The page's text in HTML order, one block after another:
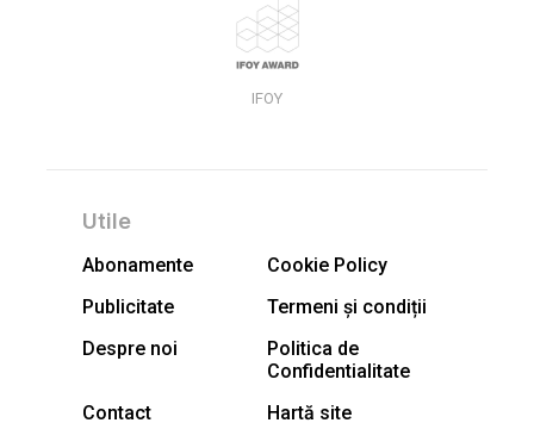
IFOY
Utile
Abonamente
Cookie Policy
Publicitate
Termeni și condiții
Despre noi
Politica de
Confidentialitate
Contact
Hartă site